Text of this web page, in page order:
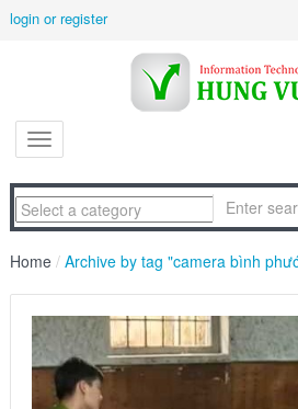
login or register
Home / Archive by tag "camera bình